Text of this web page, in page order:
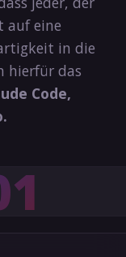
auf eine
in die
hierfür das
Code,